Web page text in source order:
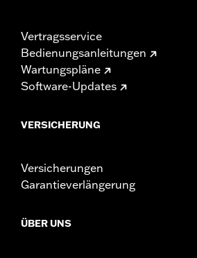
Vertragsservice
Bedienungsanleitungen
Wartungspläne
Software-Updates
VERSICHERUNG
Versicherungen
Garantieverlängerung
ÜBER UNS